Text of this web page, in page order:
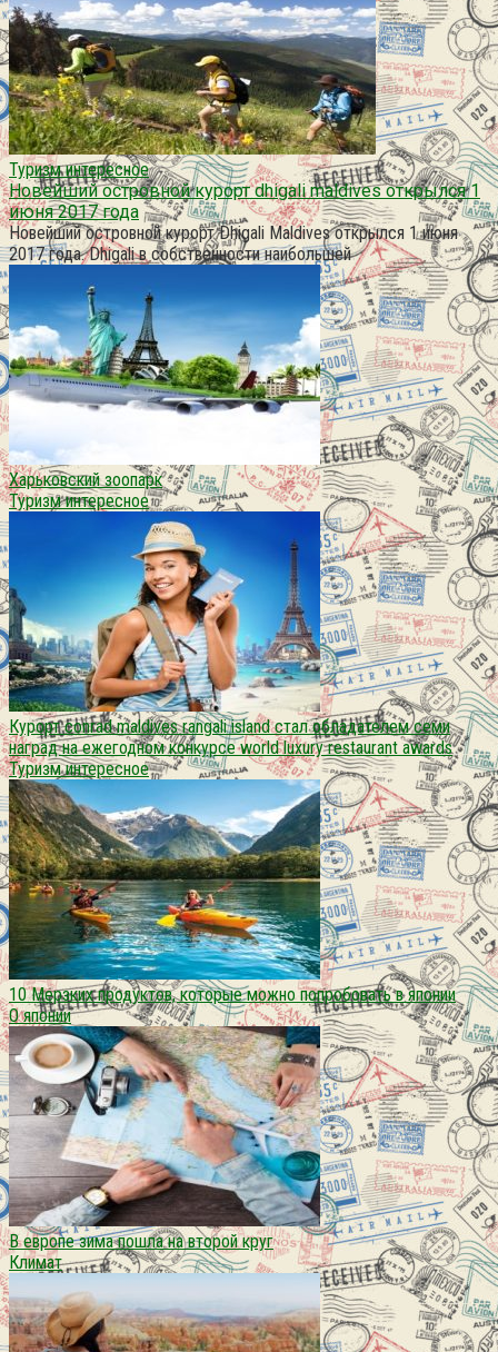
Туризм интересное
Новейший островной курорт dhigali maldives открылся 1
июня 2017 года
Новейший островной курорт Dhigali Maldives открылся 1 июня
2017 года. Dhigali в собственности наибольшей
Харьковский зоопарк
Туризм интересное
Курорт conrad maldives rangali island стал обладателем семи
наград на ежегодном конкурсе world luxury restaurant awards
Туризм интересное
10 Мерзких продуктов, которые можно попробовать в японии
О японии
В европе зима пошла на второй круг
Климат